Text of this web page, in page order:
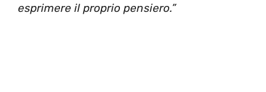
esprimere il proprio pensiero.”